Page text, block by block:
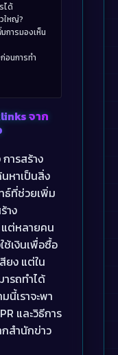
ได้
ใหญ่?
การมองเห็น
อนการทำ
จาก
ารสร้าง
หาเป็นสิ่ง
ธ์ที่ช่วยเพิ่ม
าง
ต่หลายคน
ช้เงินเพื่อซื้อ
ยง แต่ใน
ารถทำได้
นี้เราจะพา
และวิธีการ
สำนักข่าว